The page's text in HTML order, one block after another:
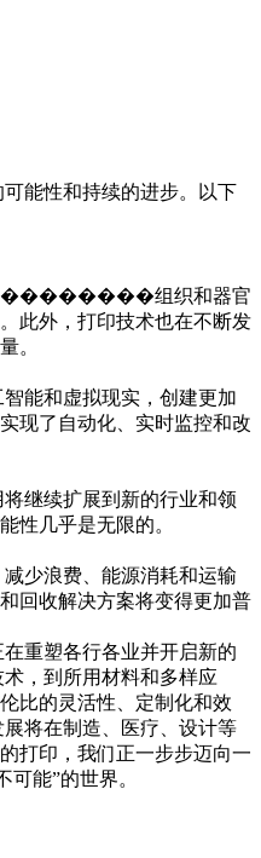
能性和持续的进步。以下
组织和器官
此外，打印技术也在不断发
。
能和虚拟现实，创建更加
现了自动化、实时监控和改
继续扩展到新的行业和领
性几乎是无限的。
少浪费、能源消耗和运输
回收解决方案将变得更加普
重塑各行各业并开启新的
，到所用材料和多样应
比的灵活性、定制化和效
将在制造、医疗、设计等
打印，我们正一步步迈向一
能”的世界。